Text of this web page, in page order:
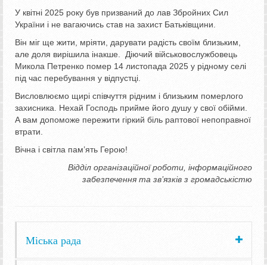
У квітні 2025 року був призваний до лав Збройних Сил
України і не вагаючись став на захист Батьківщини.
Він міг ще жити, мріяти, дарувати радість своїм близьким,
але доля вирішила інакше. Діючий військовослужбовець
Микола Петренко помер 14 листопада 2025 у рідному селі
під час перебування у відпустці.
Висловлюємо щирі співчуття рідним і близьким померлого
захисника. Нехай Господь прийме його душу у свої обійми.
А вам допоможе пережити гіркий біль раптової непоправної
втрати.
Вічна і світла пам’ять Герою!
Відділ організаційної роботи, інформаційного
забезпечення та зв’язків з громадськістю
Міська рада